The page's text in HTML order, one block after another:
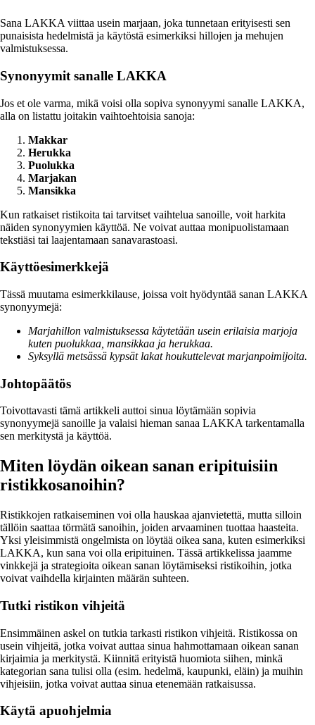
Sana LAKKA viittaa usein marjaan, joka tunnetaan erityisesti sen
punaisista hedelmistä ja käytöstä esimerkiksi hillojen ja mehujen
valmistuksessa.
Synonyymit sanalle LAKKA
Jos et ole varma, mikä voisi olla sopiva synonyymi sanalle LAKKA,
alla on listattu joitakin vaihtoehtoisia sanoja:
Makkar
Herukka
Puolukka
Marjakan
Mansikka
Kun ratkaiset ristikoita tai tarvitset vaihtelua sanoille, voit harkita
näiden synonyymien käyttöä. Ne voivat auttaa monipuolistamaan
tekstiäsi tai laajentamaan sanavarastoasi.
Käyttöesimerkkejä
Tässä muutama esimerkkilause, joissa voit hyödyntää sanan LAKKA
synonyymejä:
Marjahillon valmistuksessa käytetään usein erilaisia marjoja
kuten puolukkaa, mansikkaa ja herukkaa.
Syksyllä metsässä kypsät lakat houkuttelevat marjanpoimijoita.
Johtopäätös
Toivottavasti tämä artikkeli auttoi sinua löytämään sopivia
synonyymejä sanoille ja valaisi hieman sanaa LAKKA tarkentamalla
sen merkitystä ja käyttöä.
Miten löydän oikean sanan eripituisiin
ristikkosanoihin?
Ristikkojen ratkaiseminen voi olla hauskaa ajanvietettä, mutta silloin
tällöin saattaa törmätä sanoihin, joiden arvaaminen tuottaa haasteita.
Yksi yleisimmistä ongelmista on löytää oikea sana, kuten esimerkiksi
LAKKA, kun sana voi olla eripituinen. Tässä artikkelissa jaamme
vinkkejä ja strategioita oikean sanan löytämiseksi ristikoihin, jotka
voivat vaihdella kirjainten määrän suhteen.
Tutki ristikon vihjeitä
Ensimmäinen askel on tutkia tarkasti ristikon vihjeitä. Ristikossa on
usein vihjeitä, jotka voivat auttaa sinua hahmottamaan oikean sanan
kirjaimia ja merkitystä. Kiinnitä erityistä huomiota siihen, minkä
kategorian sana tulisi olla (esim. hedelmä, kaupunki, eläin) ja muihin
vihjeisiin, jotka voivat auttaa sinua etenemään ratkaisussa.
Käytä apuohjelmia